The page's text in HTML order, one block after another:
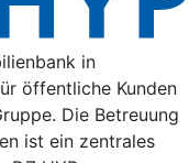
in
öffentliche Kunden
Die Betreuung
ist ein zentrales